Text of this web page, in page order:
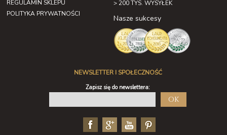
REGULAMIN SKLEPU
POLITYKA PRYWATNOŚCI
> 200 TYS. WYSYŁEK
Nasze sukcesy
NEWSLETTER I SPOŁECZNOŚĆ
Zapisz się do newslettera:
OK